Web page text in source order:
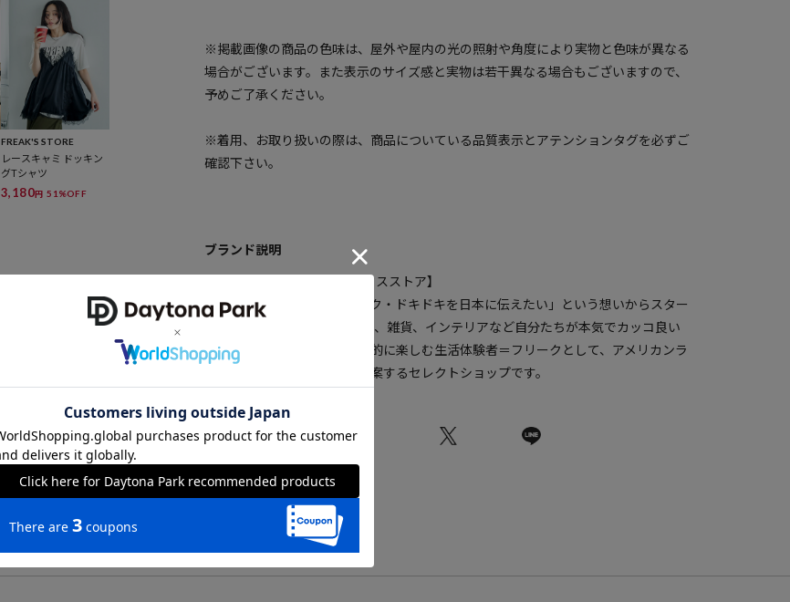
FREAK'S STORE
レースキャミ ドッキン
グTシャツ
3,180円 51%OFF
※掲載画像の商品の色味は、屋外や屋内の光の照射や角度により実物と色味が異なる
場合がございます。また表示のサイズ感と実物は若干異なる場合もございますので、
予めご了承ください。
※着用、お取り扱いの際は、商品についている品質表示とアテンションタグを必ずご
確認下さい。
ブランド説明
【FREAK'S STORE／フリークスストア】
「アメリカの豊かさとワクワク・ドキドキを日本に伝えたい」という想いからスター
ト。1986年の創業以来、洋服、雑貨、インテリアなど自分たちが本気でカッコ良い
と思うものをセレクト。積極的に楽しむ生活体験者＝フリークとして、アメリカンラ
イフスタイルの楽しみ方を提案するセレクトショップです。